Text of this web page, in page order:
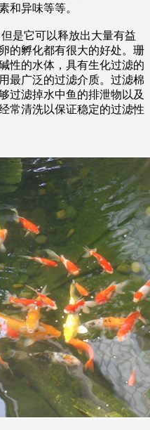
和异味等等。
它可以释放出大量有益
的孵化都有很大的好处。珊
性的水体，具有生化过滤的
最广泛的过滤介质。过滤棉
过滤掉水中鱼的排泄物以及
常清洗以保证稳定的过滤性